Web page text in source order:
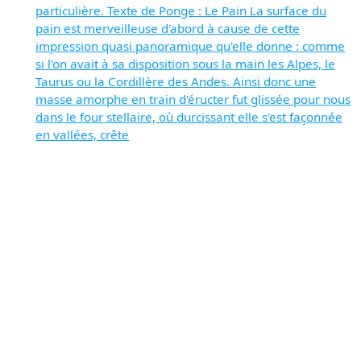
particulière. Texte de Ponge : Le Pain La surface du
pain est merveilleuse d'abord à cause de cette
impression quasi panoramique qu'elle donne : comme
si l'on avait à sa disposition sous la main les Alpes, le
Taurus ou la Cordillère des Andes. Ainsi donc une
masse amorphe en train d'éructer fut glissée pour nous
dans le four stellaire, où durcissant elle s'est façonnée
en vallées, crête